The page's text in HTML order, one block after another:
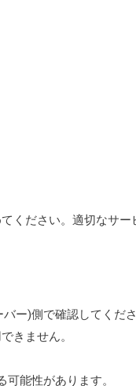
ください。適切なサ
ー)側で確認してくださ
きません。
能性があります。